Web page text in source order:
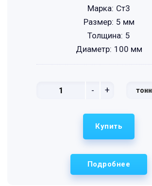
- + тонн
Марка: Ст3
Размер: 5 мм
Толщина: 5
Диаметр: 100 мм
Подробнее
Купить